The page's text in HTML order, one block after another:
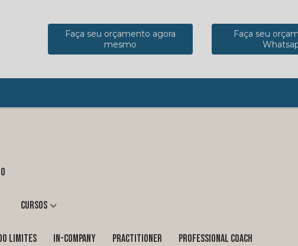
Faça seu orçamento agora
mesmo
Faça seu
Cursos
LIMITES In-Company PRACTITIONER PROFESSIONAL COACH